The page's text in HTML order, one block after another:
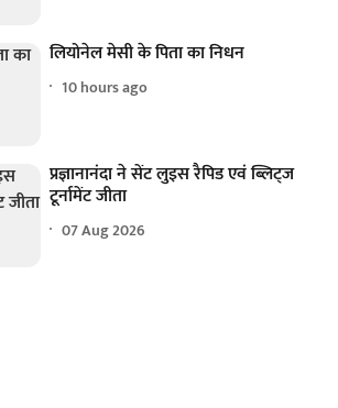
लियोनेल मेसी के पिता का निधन
10 hours ago
प्रज्ञानानंदा ने सेंट लुइस रैपिड एवं ब्लिट्ज
टूर्नामेंट जीता
07 Aug 2026